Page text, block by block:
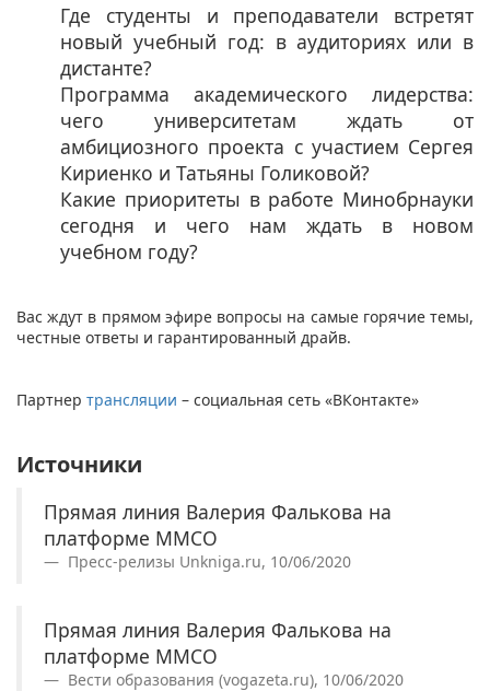
Где студенты и преподаватели встретят
новый учебный год: в аудиториях или в
дистанте?
Программа академического лидерства:
чего университетам ждать от
амбициозного проекта с участием Сергея
Кириенко и Татьяны Голиковой?
Какие приоритеты в работе Минобрнауки
сегодня и чего нам ждать в новом
учебном году?
Вас ждут в прямом эфире вопросы на самые горячие темы,
честные ответы и гарантированный драйв.
Партнер трансляции – социальная сеть «ВКонтакте»
Источники
Прямая линия Валерия Фалькова на
платформе ММСО
Пресс-релизы Unkniga.ru, 10/06/2020
Прямая линия Валерия Фалькова на
платформе ММСО
Вести образования (vogazeta.ru), 10/06/2020